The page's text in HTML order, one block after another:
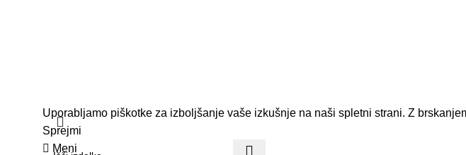
Uporabljamo piškotke za izboljšanje vaše izkušnje na naši spletni strani. Z
Sprejmi
Meni